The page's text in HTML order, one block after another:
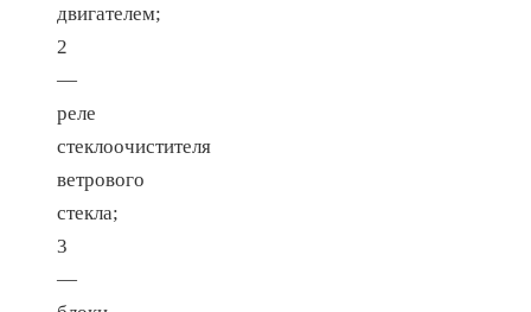
двигателем;
2
—
реле
стеклоочистителя
ветрового
стекла;
3
—